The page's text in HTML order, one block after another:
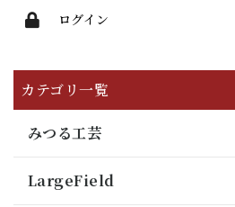
ログイン
カテゴリ一覧
みつる工芸
LargeField